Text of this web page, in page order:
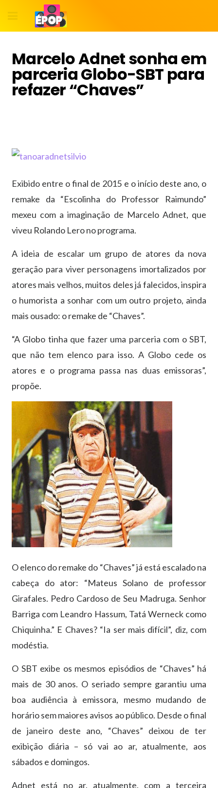
Marcelo Adnet sonha em
parceria Globo-SBT para
refazer “Chaves”
Exibido entre o final de 2015 e o início deste ano, o
remake da “Escolinha do Professor Raimundo”
mexeu com a imaginação de Marcelo Adnet, que
viveu Rolando Lero no programa.
A ideia de escalar um grupo de atores da nova
geração para viver personagens imortalizados por
atores mais velhos, muitos deles já falecidos, inspira
o humorista a sonhar com um outro projeto, ainda
mais ousado: o remake de “Chaves”.
“A Globo tinha que fazer uma parceria com o SBT,
que não tem elenco para isso. A Globo cede os
atores e o programa passa nas duas emissoras”,
propõe.
O elenco do remake do “Chaves” já está escalado na
cabeça do ator: “Mateus Solano de professor
Girafales. Pedro Cardoso de Seu Madruga. Senhor
Barriga com Leandro Hassum, Tatá Werneck como
Chiquinha.” E Chaves? “Ia ser mais difícil”, diz, com
modéstia.
O SBT exibe os mesmos episódios de “Chaves” há
mais de 30 anos. O seriado sempre garantiu uma
boa audiência à emissora, mesmo mudando de
horário sem maiores avisos ao público. Desde o final
de janeiro deste ano, “Chaves” deixou de ter
exibição diária – só vai ao ar, atualmente, aos
sábados e domingos.
Adnet está no ar, atualmente, com a terceira